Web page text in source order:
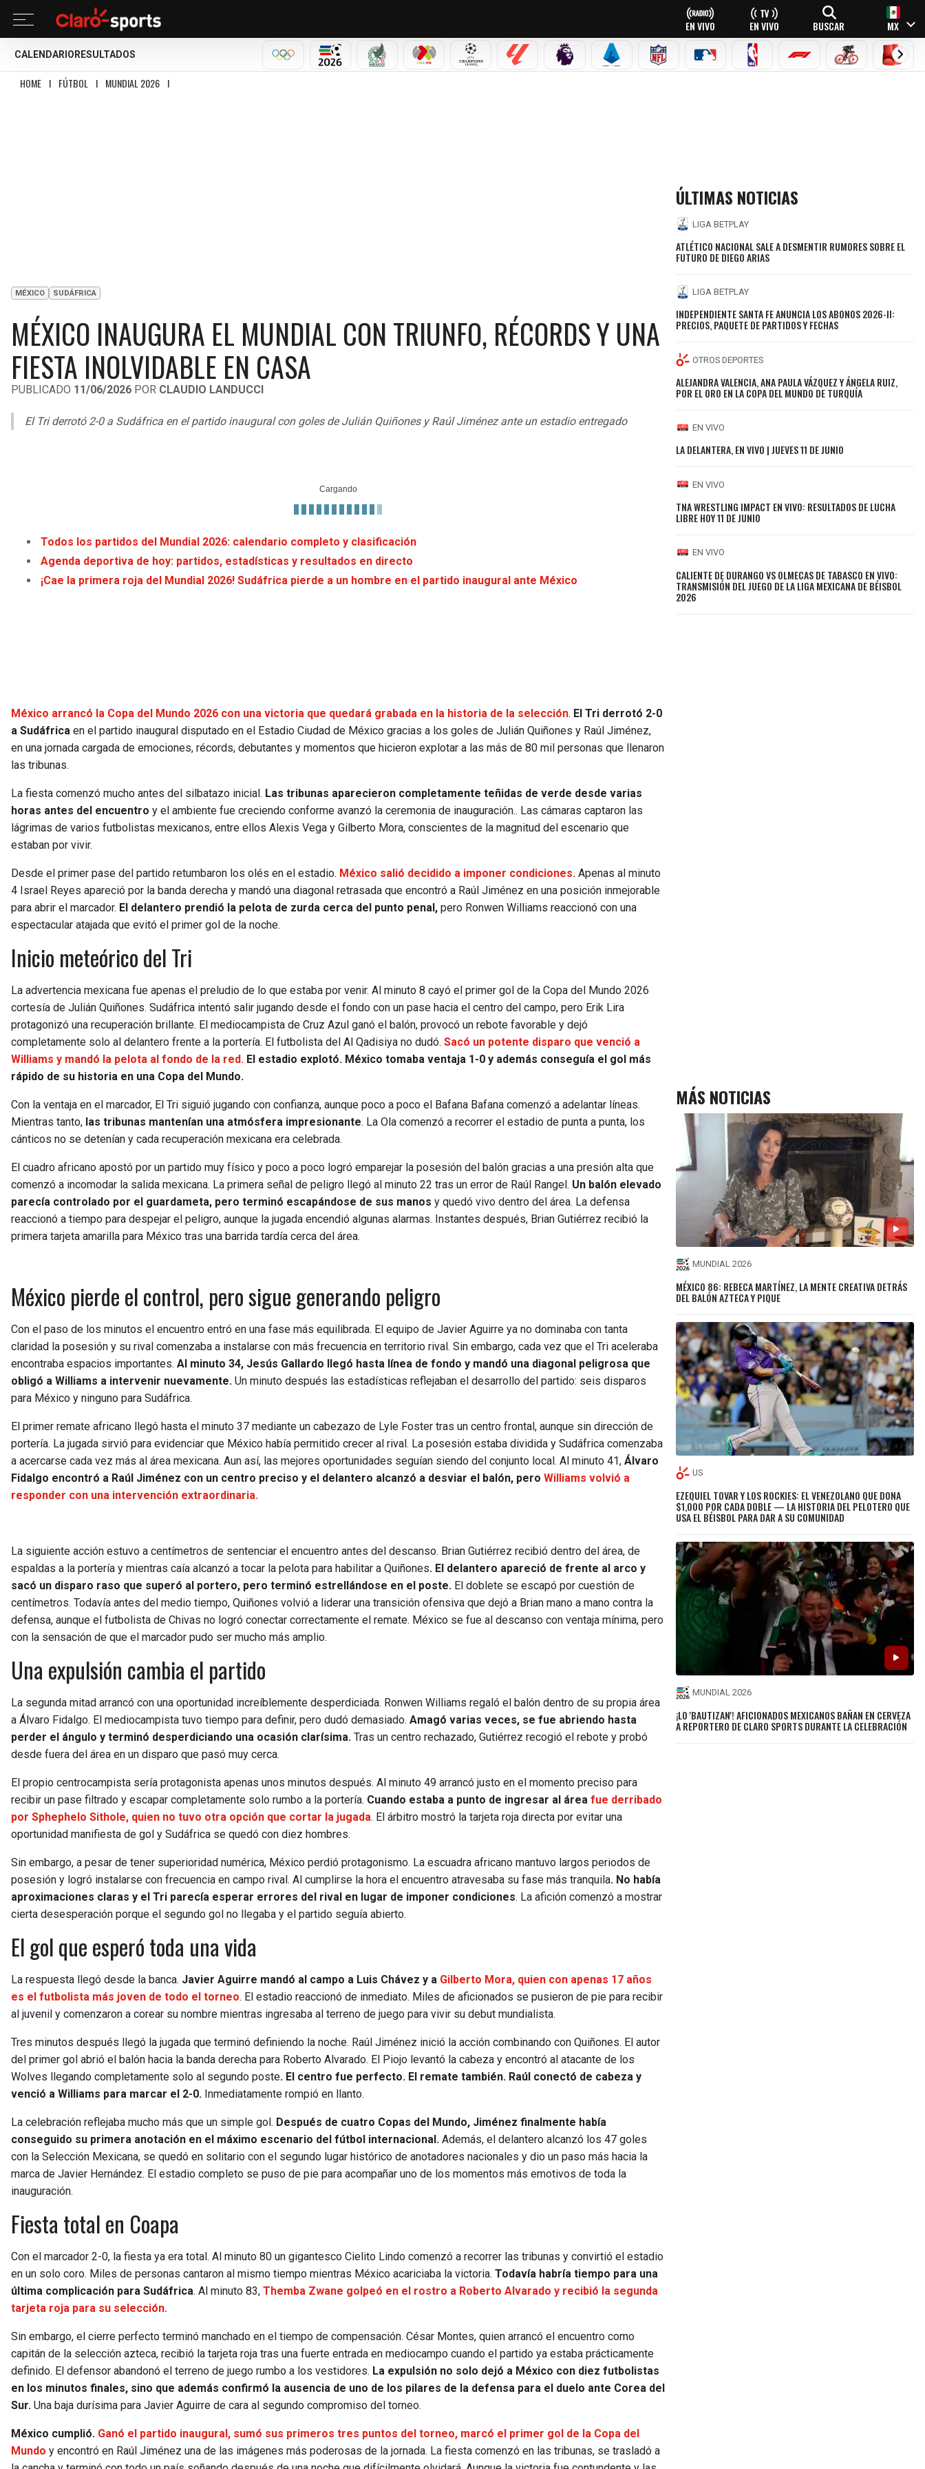
EN VIVO EN VIVO BUSCAR MX
CALENDARIO RESULTADOS
OLÍMPICOSMUNDIAL 2026SELECCIÓN MEXICANA
LIGA MX CHAMPIONS LEAGUE
LALIGA PREMIER LEAGUE
SERIE A NFL MLB NBA FÓRMULA 1CICLISMOBOXEO
HOME I FÚTBOL I MUNDIAL 2026 I
MÉXICO SUDÁFRICA
MÉXICO INAUGURA EL MUNDIAL CON TRIUNFO, RÉCORDS Y UNA
FIESTA INOLVIDABLE EN CASA
PUBLICADO 11/06/2026 POR CLAUDIO LANDUCCI
El Tri derrotó 2-0 a Sudáfrica en el partido inaugural con goles de Julián Quiñones y Raúl Jiménez ante un estadio entregado
Todos los partidos del Mundial 2026: calendario completo y clasificación
Agenda deportiva de hoy: partidos, estadísticas y resultados en directo
¡Cae la primera roja del Mundial 2026! Sudáfrica pierde a un hombre en el partido inaugural ante México
México arrancó la Copa del Mundo 2026 con una victoria que quedará grabada en la historia de la selección. El Tri derrotó 2-0
a Sudáfrica en el partido inaugural disputado en el Estadio Ciudad de México gracias a los goles de Julián Quiñones y Raúl Jiménez,
en una jornada cargada de emociones, récords, debutantes y momentos que hicieron explotar a las más de 80 mil personas que llenaron
las tribunas.
La fiesta comenzó mucho antes del silbatazo inicial. Las tribunas aparecieron completamente teñidas de verde desde varias
horas antes del encuentro y el ambiente fue creciendo conforme avanzó la ceremonia de inauguración.. Las cámaras captaron las
lágrimas de varios futbolistas mexicanos, entre ellos Alexis Vega y Gilberto Mora, conscientes de la magnitud del escenario que
estaban por vivir.
Desde el primer pase del partido retumbaron los olés en el estadio. México salió decidido a imponer condiciones. Apenas al minuto
4 Israel Reyes apareció por la banda derecha y mandó una diagonal retrasada que encontró a Raúl Jiménez en una posición inmejorable
para abrir el marcador. El delantero prendió la pelota de zurda cerca del punto penal, pero Ronwen Williams reaccionó con una
espectacular atajada que evitó el primer gol de la noche.
Inicio meteórico del Tri
La advertencia mexicana fue apenas el preludio de lo que estaba por venir. Al minuto 8 cayó el primer gol de la Copa del Mundo 2026
cortesía de Julián Quiñones. Sudáfrica intentó salir jugando desde el fondo con un pase hacia el centro del campo, pero Erik Lira
protagonizó una recuperación brillante. El mediocampista de Cruz Azul ganó el balón, provocó un rebote favorable y dejó
completamente solo al delantero frente a la portería. El futbolista del Al Qadisiya no dudó. Sacó un potente disparo que venció a
Williams y mandó la pelota al fondo de la red. El estadio explotó. México tomaba ventaja 1-0 y además conseguía el gol más
rápido de su historia en una Copa del Mundo.
Con la ventaja en el marcador, El Tri siguió jugando con confianza, aunque poco a poco el Bafana Bafana comenzó a adelantar líneas.
Mientras tanto, las tribunas mantenían una atmósfera impresionante. La Ola comenzó a recorrer el estadio de punta a punta, los
cánticos no se detenían y cada recuperación mexicana era celebrada.
El cuadro africano apostó por un partido muy físico y poco a poco logró emparejar la posesión del balón gracias a una presión alta que
comenzó a incomodar la salida mexicana. La primera señal de peligro llegó al minuto 22 tras un error de Raúl Rangel. Un balón elevado
parecía controlado por el guardameta, pero terminó escapándose de sus manos y quedó vivo dentro del área. La defensa
reaccionó a tiempo para despejar el peligro, aunque la jugada encendió algunas alarmas. Instantes después, Brian Gutiérrez recibió la
primera tarjeta amarilla para México tras una barrida tardía cerca del área.
México pierde el control, pero sigue generando peligro
Con el paso de los minutos el encuentro entró en una fase más equilibrada. El equipo de Javier Aguirre ya no dominaba con tanta
claridad la posesión y su rival comenzaba a instalarse con más frecuencia en territorio rival. Sin embargo, cada vez que el Tri aceleraba
encontraba espacios importantes. Al minuto 34, Jesús Gallardo llegó hasta línea de fondo y mandó una diagonal peligrosa que
obligó a Williams a intervenir nuevamente. Un minuto después las estadísticas reflejaban el desarrollo del partido: seis disparos
para México y ninguno para Sudáfrica.
El primer remate africano llegó hasta el minuto 37 mediante un cabezazo de Lyle Foster tras un centro frontal, aunque sin dirección de
portería. La jugada sirvió para evidenciar que México había permitido crecer al rival. La posesión estaba dividida y Sudáfrica comenzaba
a acercarse cada vez más al área mexicana. Aun así, las mejores oportunidades seguían siendo del conjunto local. Al minuto 41, Álvaro
Fidalgo encontró a Raúl Jiménez con un centro preciso y el delantero alcanzó a desviar el balón, pero Williams volvió a
responder con una intervención extraordinaria.
La siguiente acción estuvo a centímetros de sentenciar el encuentro antes del descanso. Brian Gutiérrez recibió dentro del área, de
espaldas a la portería y mientras caía alcanzó a tocar la pelota para habilitar a Quiñones. El delantero apareció de frente al arco y
sacó un disparo raso que superó al portero, pero terminó estrellándose en el poste. El doblete se escapó por cuestión de
centímetros. Todavía antes del medio tiempo, Quiñones volvió a liderar una transición ofensiva que dejó a Brian mano a mano contra la
defensa, aunque el futbolista de Chivas no logró conectar correctamente el remate. México se fue al descanso con ventaja mínima, pero
con la sensación de que el marcador pudo ser mucho más amplio.
Una expulsión cambia el partido
La segunda mitad arrancó con una oportunidad increíblemente desperdiciada. Ronwen Williams regaló el balón dentro de su propia área
a Álvaro Fidalgo. El mediocampista tuvo tiempo para definir, pero dudó demasiado. Amagó varias veces, se fue abriendo hasta
perder el ángulo y terminó desperdiciando una ocasión clarísima. Tras un centro rechazado, Gutiérrez recogió el rebote y probó
desde fuera del área en un disparo que pasó muy cerca.
El propio centrocampista sería protagonista apenas unos minutos después. Al minuto 49 arrancó justo en el momento preciso para
recibir un pase filtrado y escapar completamente solo rumbo a la portería. Cuando estaba a punto de ingresar al área fue derribado
por Sphephelo Sithole, quien no tuvo otra opción que cortar la jugada. El árbitro mostró la tarjeta roja directa por evitar una
oportunidad manifiesta de gol y Sudáfrica se quedó con diez hombres.
Sin embargo, a pesar de tener superioridad numérica, México perdió protagonismo. La escuadra africano mantuvo largos periodos de
posesión y logró instalarse con frecuencia en campo rival. Al cumplirse la hora el encuentro atravesaba su fase más tranquila. No había
aproximaciones claras y el Tri parecía esperar errores del rival en lugar de imponer condiciones. La afición comenzó a mostrar
cierta desesperación porque el segundo gol no llegaba y el partido seguía abierto.
El gol que esperó toda una vida
La respuesta llegó desde la banca. Javier Aguirre mandó al campo a Luis Chávez y a Gilberto Mora, quien con apenas 17 años
es el futbolista más joven de todo el torneo. El estadio reaccionó de inmediato. Miles de aficionados se pusieron de pie para recibir
al juvenil y comenzaron a corear su nombre mientras ingresaba al terreno de juego para vivir su debut mundialista.
Tres minutos después llegó la jugada que terminó definiendo la noche. Raúl Jiménez inició la acción combinando con Quiñones. El autor
del primer gol abrió el balón hacia la banda derecha para Roberto Alvarado. El Piojo levantó la cabeza y encontró al atacante de los
Wolves llegando completamente solo al segundo poste. El centro fue perfecto. El remate también. Raúl conectó de cabeza y
venció a Williams para marcar el 2-0. Inmediatamente rompió en llanto.
La celebración reflejaba mucho más que un simple gol. Después de cuatro Copas del Mundo, Jiménez finalmente había
conseguido su primera anotación en el máximo escenario del fútbol internacional. Además, el delantero alcanzó los 47 goles
con la Selección Mexicana, se quedó en solitario con el segundo lugar histórico de anotadores nacionales y dio un paso más hacia la
marca de Javier Hernández. El estadio completo se puso de pie para acompañar uno de los momentos más emotivos de toda la
inauguración.
Fiesta total en Coapa
Con el marcador 2-0, la fiesta ya era total. Al minuto 80 un gigantesco Cielito Lindo comenzó a recorrer las tribunas y convirtió el estadio
en un solo coro. Miles de personas cantaron al mismo tiempo mientras México acariciaba la victoria. Todavía habría tiempo para una
última complicación para Sudáfrica. Al minuto 83, Themba Zwane golpeó en el rostro a Roberto Alvarado y recibió la segunda
tarjeta roja para su selección.
Sin embargo, el cierre perfecto terminó manchado en el tiempo de compensación. César Montes, quien arrancó el encuentro como
capitán de la selección azteca, recibió la tarjeta roja tras una fuerte entrada en mediocampo cuando el partido ya estaba prácticamente
definido. El defensor abandonó el terreno de juego rumbo a los vestidores. La expulsión no solo dejó a México con diez futbolistas
en los minutos finales, sino que además confirmó la ausencia de uno de los pilares de la defensa para el duelo ante Corea del
Sur. Una baja durísima para Javier Aguirre de cara al segundo compromiso del torneo.
México cumplió. Ganó el partido inaugural, sumó sus primeros tres puntos del torneo, marcó el primer gol de la Copa del
Mundo y encontró en Raúl Jiménez una de las imágenes más poderosas de la jornada. La fiesta comenzó en las tribunas, se trasladó a
ÚLTIMAS NOTICIAS
LIGA BETPLAY
ATLÉTICO NACIONAL SALE A DESMENTIR RUMORES SOBRE EL
FUTURO DE DIEGO ARIAS
LIGA BETPLAY
INDEPENDIENTE SANTA FE ANUNCIA LOS ABONOS 2026-II:
PRECIOS, PAQUETE DE PARTIDOS Y FECHAS
OTROS DEPORTES
ALEJANDRA VALENCIA, ANA PAULA VÁZQUEZ Y ÁNGELA RUIZ,
POR EL ORO EN LA COPA DEL MUNDO DE TURQUÍA
EN VIVO
LA DELANTERA, EN VIVO | JUEVES 11 DE JUNIO
EN VIVO
TNA WRESTLING IMPACT EN VIVO: RESULTADOS DE LUCHA
LIBRE HOY 11 DE JUNIO
EN VIVO
CALIENTE DE DURANGO VS OLMECAS DE TABASCO EN VIVO:
TRANSMISIÓN DEL JUEGO DE LA LIGA MEXICANA DE BÉISBOL
2026
MÁS NOTICIAS
MUNDIAL 2026
MÉXICO 86: REBECA MARTÍNEZ, LA MENTE CREATIVA DETRÁS
DEL BALÓN AZTECA Y PIQUE
US
EZEQUIEL TOVAR Y LOS ROCKIES: EL VENEZOLANO QUE DONA
$1,000 POR CADA DOBLE — LA HISTORIA DEL PELOTERO QUE
USA EL BÉISBOL PARA DAR A SU COMUNIDAD
MUNDIAL 2026
¡LO 'BAUTIZAN'! AFICIONADOS MEXICANOS BAÑAN EN CERVEZA
A REPORTERO DE CLARO SPORTS DURANTE LA CELEBRACIÓN